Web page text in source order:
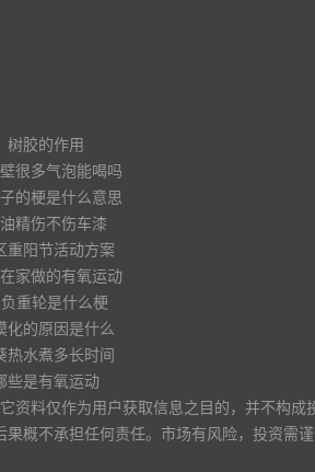
树胶的作用
很多气泡能喝吗
的梗是什么意思
精伤不伤车漆
重阳节活动方案
家做的有氧运动
重轮是什么梗
化的原因是什么
热水煮多长时间
些是有氧运动
料仅作为用户获取信息之目的，并不构成
概不承担任何责任。市场有风险，投资需谨